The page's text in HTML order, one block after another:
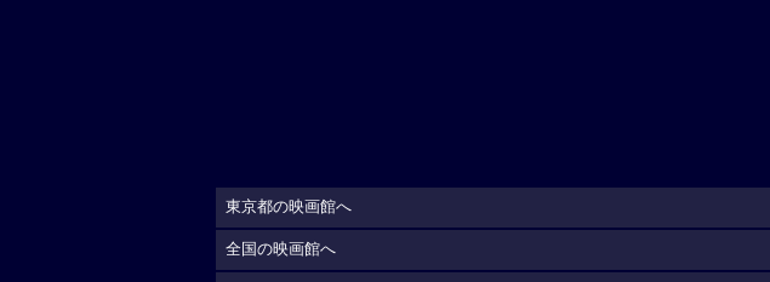
東京都の映画館へ
全国の映画館へ